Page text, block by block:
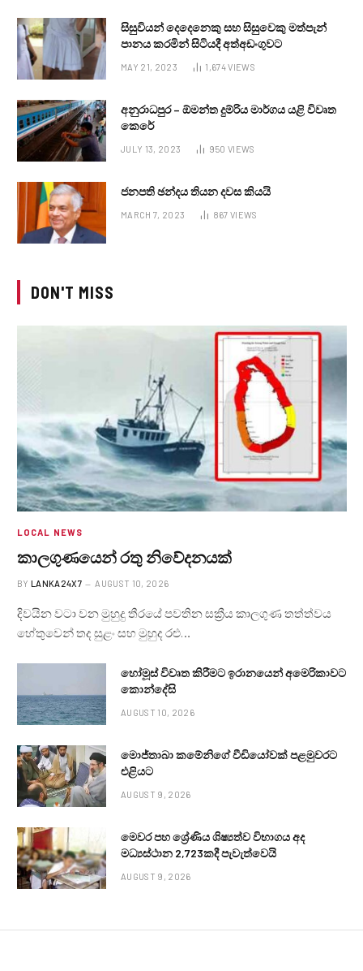
සිසුවියන් දෙදෙනෙකු සහ සිසුවෙකු මත්පැන්
පානය කරමින් සිටියදී අත්අඩංගුවට
MAY 21, 2023 1,674VIEWS
අනුරාධපුර – ඕමන්ත දුම්රිය මාර්ගය යළි විවෘත
කෙරේ
JULY 13, 2023 950 VIEWS
ජනපති ඡන්දය තියන දවස කියයි
MARCH 7, 2023 867 VIEWS
DON'T MISS
LOCAL NEWS
කාලගුණයෙන් ‍රතු නිවේදනයක්
BY LANKA24X7 AUGUST 10, 2026
දිවයින වටා වන මුහුදු තීරයේ පවතින සක්‍රීය කාලගුණ තත්ත්වය
හේතුවෙන් තද සුළං සහ මුහුද රළු…
හෝමූස් විවෘත කිරීමට ඉරානයෙන් අමෙරිකාවට
කොන්දේසි
AUGUST 10, 2026
මොජ්තාබා කමේනිගේ වීඩියෝවක් පළමුවරට
එළියට
AUGUST 9, 2026
මෙවර පහ ශ්‍රේණිය ශිෂ්‍යත්ව විභාගය අද
මධ්‍යස්ථාන 2,723කදී පැවැත්වෙයි
AUGUST 9, 2026